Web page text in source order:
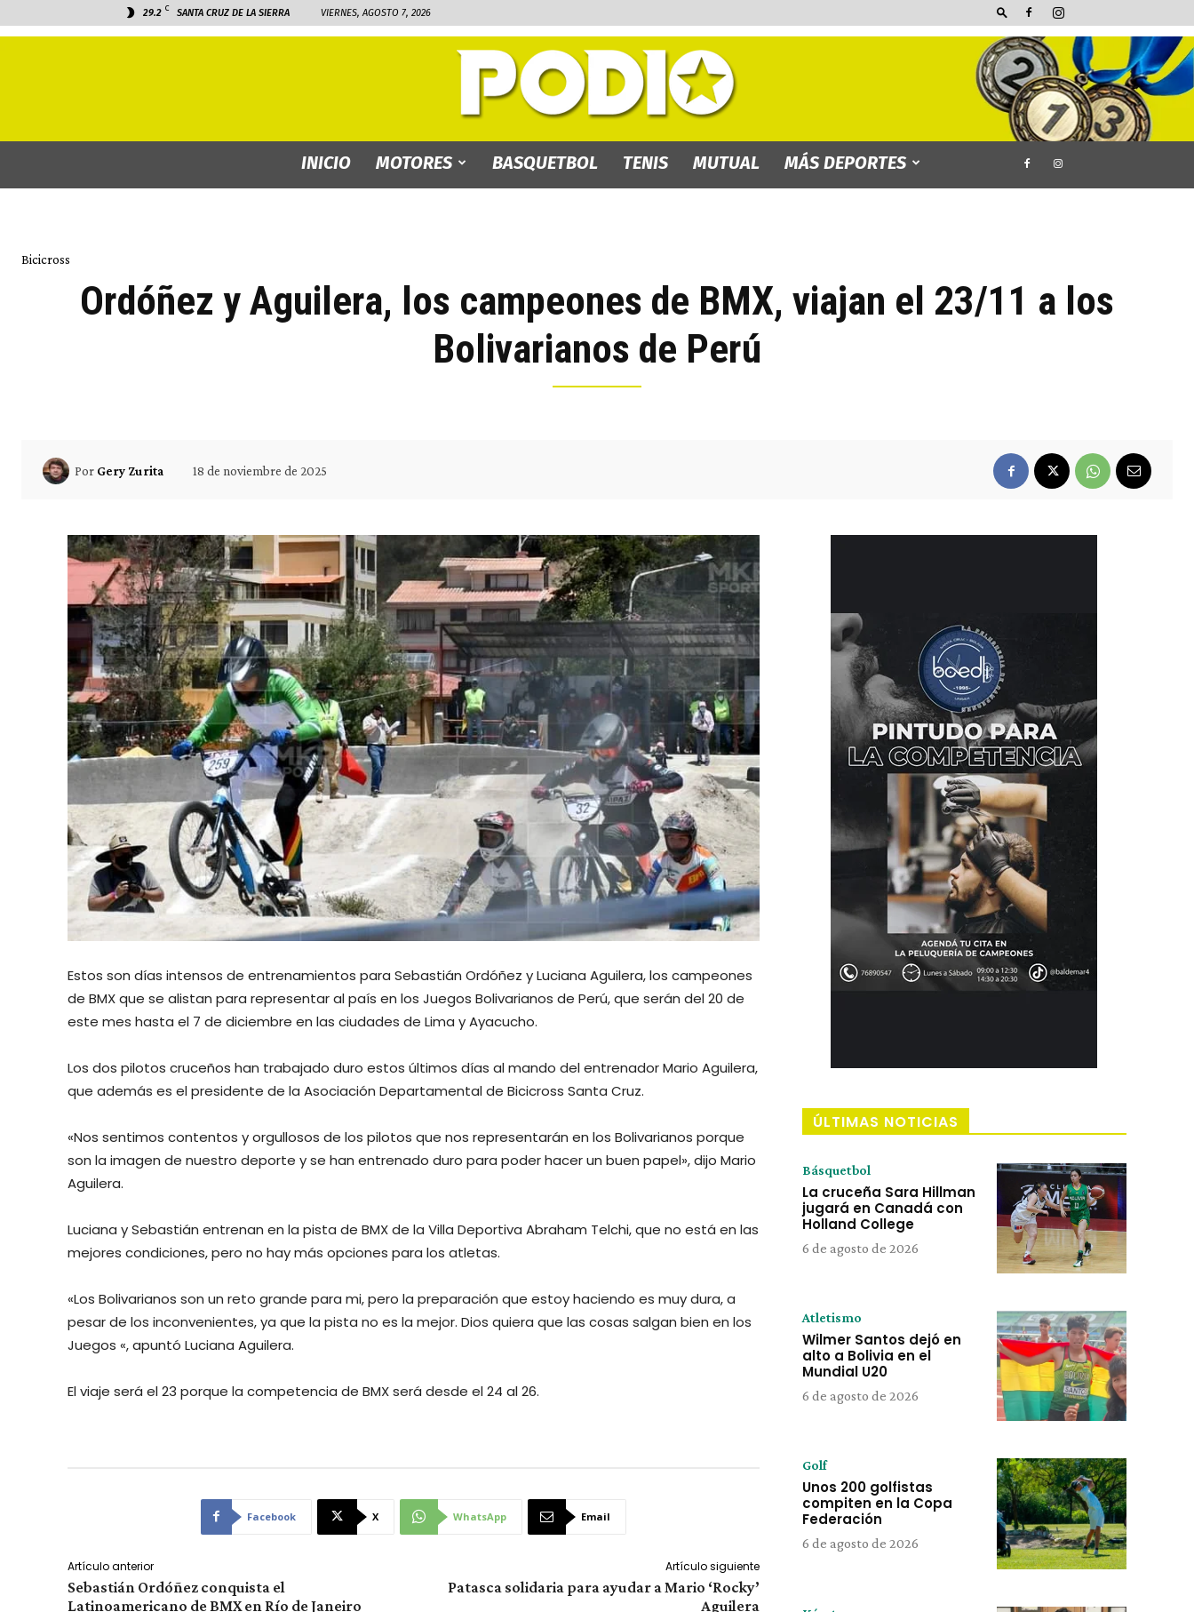
29.2 C SANTA CRUZ DE LA SIERRA VIERNES, AGOSTO 7, 2026
INICIO MOTORES BASQUETBOL TENIS MUTUAL MÁS DEPORTES
Bicicross
Ordóñez y Aguilera, los campeones de BMX, viajan el 23/11 a los
Bolivarianos de Perú
Por Gery Zurita 18 de noviembre de 2025
Estos son días intensos de entrenamientos para Sebastián Ordóñez y Luciana Aguilera, los campeones
de BMX que se alistan para representar al país en los Juegos Bolivarianos de Perú, que serán del 20 de
este mes hasta el 7 de diciembre en las ciudades de Lima y Ayacucho.
Los dos pilotos cruceños han trabajado duro estos últimos días al mando del entrenador Mario Aguilera,
que además es el presidente de la Asociación Departamental de Bicicross Santa Cruz.
«Nos sentimos contentos y orgullosos de los pilotos que nos representarán en los Bolivarianos porque
son la imagen de nuestro deporte y se han entrenado duro para poder hacer un buen papel», dijo Mario
Aguilera.
Luciana y Sebastián entrenan en la pista de BMX de la Villa Deportiva Abraham Telchi, que no está en las
mejores condiciones, pero no hay más opciones para los atletas.
«Los Bolivarianos son un reto grande para mi, pero la preparación que estoy haciendo es muy dura, a
pesar de los inconvenientes, ya que la pista no es la mejor. Dios quiera que las cosas salgan bien en los
Juegos «, apuntó Luciana Aguilera.
El viaje será el 23 porque la competencia de BMX será desde el 24 al 26.
Facebook X WhatsApp Email
Artículo anterior
Sebastián Ordóñez conquista el
Latinoamericano de BMX en Río de Janeiro
Artículo siguiente
Patasca solidaria para ayudar a Mario ‘Rocky’
Aguilera
ÚLTIMAS NOTICIAS
Básquetbol
La cruceña Sara Hillman
jugará en Canadá con
Holland College
6 de agosto de 2026
Atletismo
Wilmer Santos dejó en
alto a Bolivia en el
Mundial U20
6 de agosto de 2026
Golf
Unos 200 golfistas
compiten en la Copa
Federación
6 de agosto de 2026